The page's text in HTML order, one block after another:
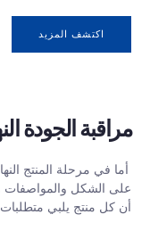
اكتشف المزيد
مراقبة الجودة
أما في مرحلة المنتج
على الشكل والمواصفات
أن كل منتج يلبي متطلبات